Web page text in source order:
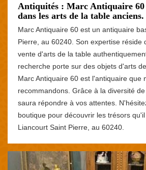
Antiquités : Marc Antiquaire 60
dans les arts de la table anciens.
Marc Antiquaire 60 est un antiquaire
Pierre, au 60240. Son expertise réside
vente d'arts de la table
recherche porte sur des objets d'arts
Marc Antiquaire 60 est l'antiquaire que
recommandons. Grâce à la diversité
saura répondre à vos attentes.
boutique pour découvrir les trésors
Liancourt Saint Pierre, au 60240.